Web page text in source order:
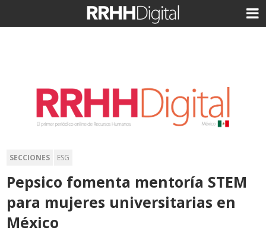
SECCIONES ESG
Pepsico fomenta mentoría STEM
para mujeres universitarias en
México